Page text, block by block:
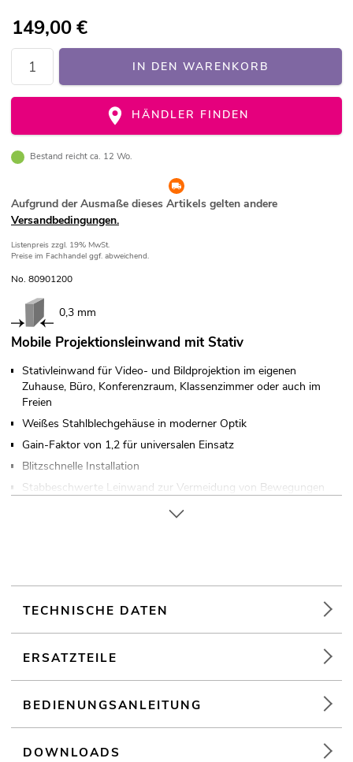
149,00€
IN DEN WARENKORB
HÄNDLER FINDEN
Bestand reicht ca. 12 Wo.
Aufgrund der Ausmaße dieses Artikels gelten andere
Versandbedingungen.
Listenpreis zzgl. 19% MwSt.
Preise im Fachhandel ggf. abweichend.
No. 80901200
0,3 mm
Mobile Projektionsleinwand mit Stativ
Stativleinwand für Video- und Bildprojektion im eigenen
Zuhause, Büro, Konferenzraum, Klassenzimmer oder auch im
Freien
Weißes Stahlblechgehäuse in moderner Optik
Gain-Faktor von 1,2 für universalen Einsatz
Blitzschnelle Installation
Stabbeschwerte Leinwand zur Vermeidung von Bewegungen
mit nur einer Hand möglich
Matte, weiße Leinwand für farbechte Projektionen
TECHNISCHE DATEN
ERSATZTEILE
BEDIENUNGSANLEITUNG
DOWNLOADS